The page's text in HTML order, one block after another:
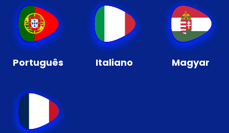
Português Italiano Magyar